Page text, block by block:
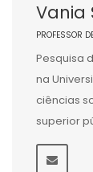
Vania
PROFESSOR
Pesquisa
na
ciências
superior